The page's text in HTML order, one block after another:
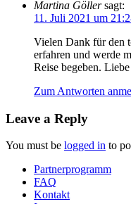
Martina Göller sagt:
11. Juli 2021 um
Vielen Dank für den
erfahren und werde
Reise begeben.
Zum Antworten
Leave a Reply
You must be logged in to
Partnerprogramm
FAQ
Kontakt